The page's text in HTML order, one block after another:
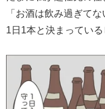
「お酒は飲み過ぎてな
1日1本と決まってい